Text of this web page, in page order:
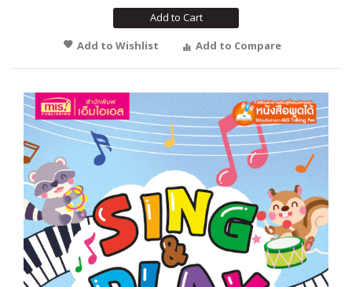
Add to Cart
Add to Wishlist
Add to Compare